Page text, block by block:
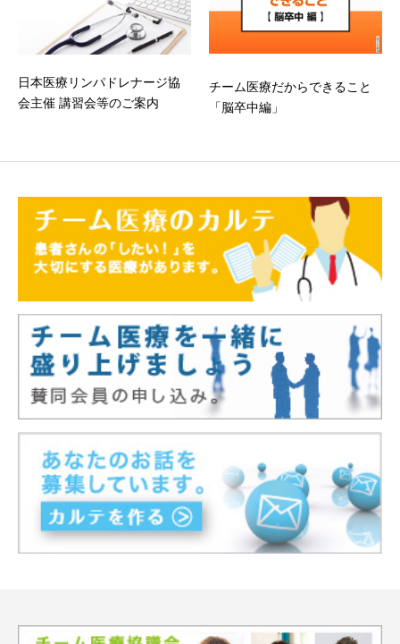
日本医療リンパドレナージ協
会主催 講習会等のご案内
チーム医療だからできること
「脳卒中編」